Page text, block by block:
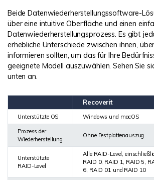
Beide Datenwiederherstellungssoftware-
über eine intuitive Oberfläche und einen
Datenwiederherstellungsprozess. Es gibt
erhebliche Unterschiede zwischen ihnen,
informieren sollten, um das für Ihre
geeignete Modell auszuwählen. Sehen Sie
unten an.
Recoverit
Unterstützte OS Windows und macOS
Prozess der
Wiederherstellung
Ohne Festplattenauszug
Unterstützte
RAID-Level
Alle RAID-Level,
RAID 0, RAID 1, RAID 5,
6, RAID 01 und RAID 10